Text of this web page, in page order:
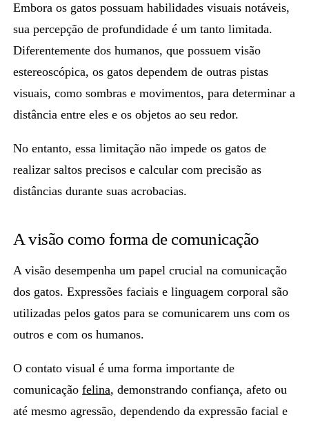
Embora os gatos possuam habilidades visuais notáveis,
sua percepção de profundidade é um tanto limitada.
Diferentemente dos humanos, que possuem visão
estereoscópica, os gatos dependem de outras pistas
visuais,como sombras e movimentos, para determinar a
distância entre eles e os objetos ao seu redor.
No entanto, essa limitação não impede os gatos de
realizar saltos precisos e calcular com precisão as
distâncias durante suas acrobacias.
A visão como forma de comunicação
A visão desempenha um papel crucial na comunicação
dos gatos. Expressões faciais e linguagem corporal são
utilizadas pelos gatos para se comunicarem uns com os
outros e com os humanos.
O contato visual é uma forma importante de
comunicaçãofelina,demonstrando confiança, afeto ou
até mesmo agressão, dependendo da expressão facial e